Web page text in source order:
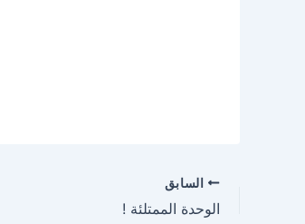
السابق
الوحدة الممتلئة !